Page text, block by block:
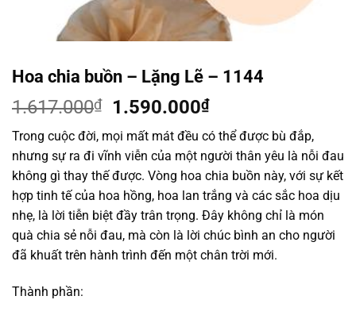
Hoa chia buồn – Lặng Lẽ – 1144
1.617.000₫
Giá
gốc
là:
1.617.000₫.
1.590.000₫Giá
hiện
tại
là:
1.590.000₫.
Trong cuộc đời, mọi mất mát đều có thể được bù đắp,
nhưng sự ra đi vĩnh viễn của một người thân yêu là nỗi đau
không gì thay thế được. Vòng hoa chia buồn này, với sự kết
hợp tinh tế của hoa hồng, hoa lan trắng và các sắc hoa dịu
nhẹ, là lời tiễn biệt đầy trân trọng. Đây không chỉ là món
quà chia sẻ nỗi đau, mà còn là lời chúc bình an cho người
đã khuất trên hành trình đến một chân trời mới.
Thành phần: